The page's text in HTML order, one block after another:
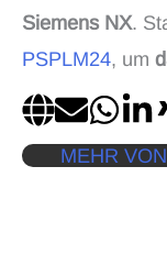
Siemens NX.
PSPLM24, um
MEHR